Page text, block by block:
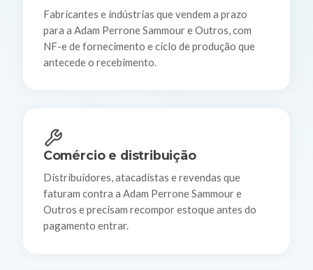
Fabricantes e indústrias que vendem a prazo
para a Adam Perrone Sammour e Outros, com
NF-e de fornecimento e ciclo de produção que
antecede o recebimento.
Comércio e distribuição
Distribuidores, atacadistas e revendas que
faturam contra a Adam Perrone Sammour e
Outros e precisam recompor estoque antes do
pagamento entrar.